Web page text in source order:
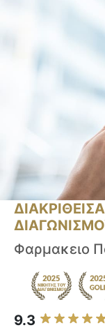
ΔΙΑΓΩΝΙΣΜΟΥ
Φαρμακειο
9.3